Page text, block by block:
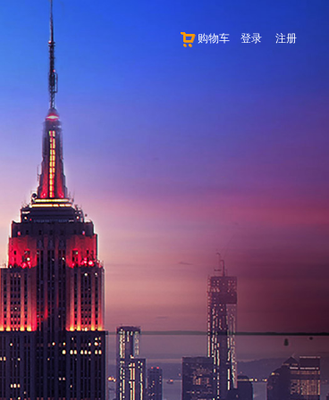
登录 注册
购物车